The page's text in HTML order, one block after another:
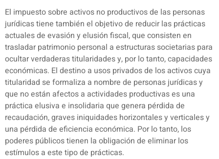
El impuesto sobre activos no productivos de las personas
jurídicas tiene también el objetivo de reducir las prácticas
actuales de evasión y elusión fiscal, que consisten en
trasladar patrimonio personal a estructuras societarias para
ocultar verdaderas titularidades y, por lo tanto, capacidades
económicas. El destino a usos privados de los activos cuya
titularidad se formaliza a nombre de personas jurídicas y
que no están afectos a actividades productivas es una
práctica elusiva e insolidaria que genera pérdida de
recaudación, graves iniquidades horizontales y verticales y
una pérdida de eficiencia económica. Por lo tanto, los
poderes públicos tienen la obligación de eliminar los
estímulos a este tipo de prácticas.